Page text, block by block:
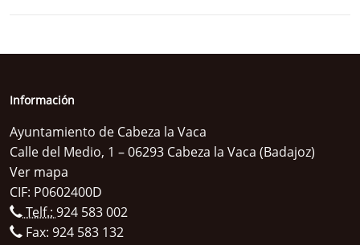
Información
Ayuntamiento de Cabeza la Vaca
Calle del Medio, 1 – 06293 Cabeza la Vaca (Badajoz)
Ver mapa
CIF: P0602400D
Telf.:924 583 002
Fax: 924 583 132